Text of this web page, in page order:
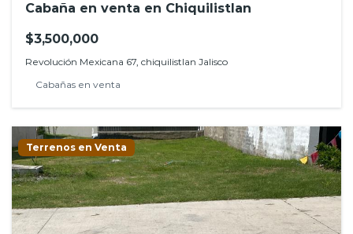
Cabaña en venta en Chiquilistlan
$3,500,000
Revolución Mexicana 67, chiquilistlan Jalisco
Cabañas en venta
Terrenos en Venta